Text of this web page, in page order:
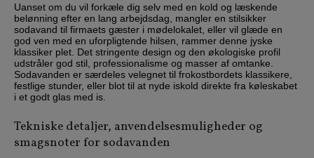
Uanset om du vil forkæle dig selv med en kold og læskende
belønning efter en lang arbejdsdag, mangler en stilsikker
sodavand til firmaets gæster i mødelokalet, eller vil glæde en
god ven med en uforpligtende hilsen, rammer denne jyske
klassiker plet. Det stringente design og den økologiske profil
udstråler god stil, professionalisme og masser af omtanke.
Sodavanden er særdeles velegnet til frokostbordets klassikere,
festlige stunder, eller blot til at nyde iskold direkte fra køleskabet
i et godt glas med is.
Tekniske detaljer, anvendelsesmuligheder og
smagsnoter for sodavanden